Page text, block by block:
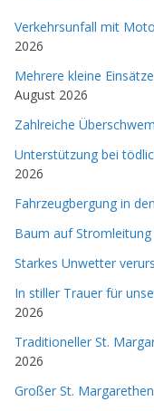
Verkehrsunfall mit
2026
Mehrere kleine
August 2026
Zahlreiche
Unterstützung bei
2026
Fahrzeugbergung in
Baum auf
Starkes Unwetter
In stiller Trauer für
2026
Traditioneller St.
2026
Großer St.